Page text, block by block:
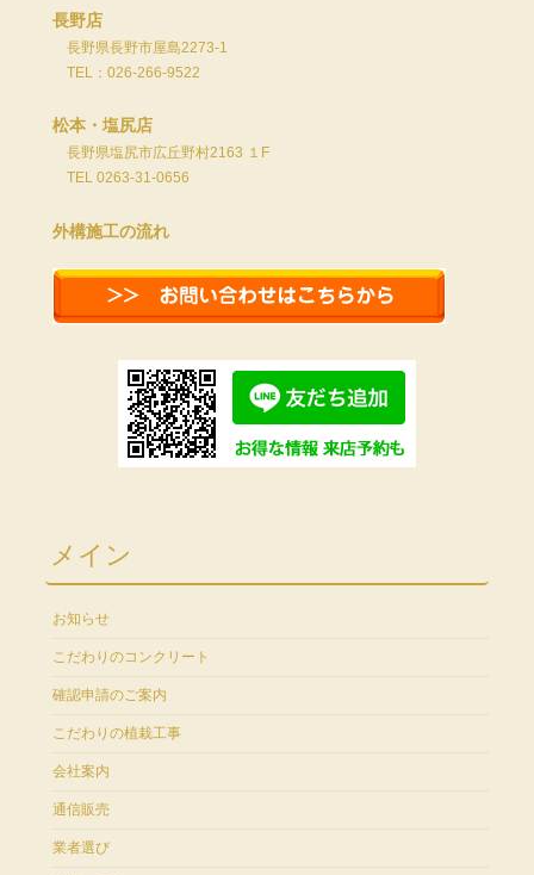
長野店
長野県長野市屋島2273-1
TEL：026-266-9522
松本・塩尻店
長野県塩尻市広丘野村2163 １F
TEL 0263-31-0656
外構施工の流れ
メイン
お知らせ
こだわりのコンクリート
確認申請のご案内
こだわりの植栽工事
会社案内
通信販売
業者選び